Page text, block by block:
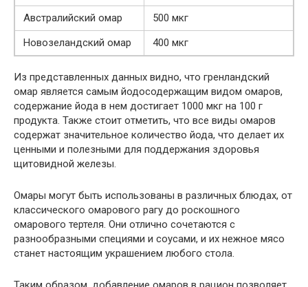
Австралийский омар
500 мкг
Новозеландский омар
400 мкг
Из представленных данных видно, что гренландский
омар является самым йодосодержащим видом омаров,
содержание йода в нем достигает 1000 мкг на 100 г
продукта. Также стоит отметить, что все виды омаров
содержат значительное количество йода, что делает их
ценными и полезными для поддержания здоровья
щитовидной железы.
Омары могут быть использованы в различных блюдах, от
классического омарового рагу до роскошного
омарового тертеля. Они отлично сочетаются с
разнообразными специями и соусами, и их нежное мясо
станет настоящим украшением любого стола.